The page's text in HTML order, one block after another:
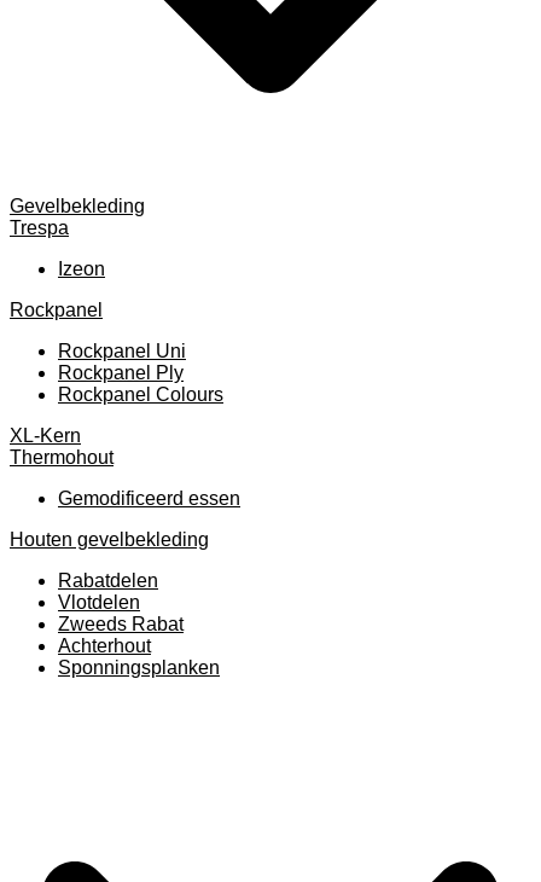
Gevelbekleding
Trespa
Izeon
Rockpanel
Rockpanel Uni
Rockpanel Ply
Rockpanel Colours
XL-Kern
Thermohout
Gemodificeerd essen
Houten gevelbekleding
Rabatdelen
Vlotdelen
Zweeds Rabat
Achterhout
Sponningsplanken